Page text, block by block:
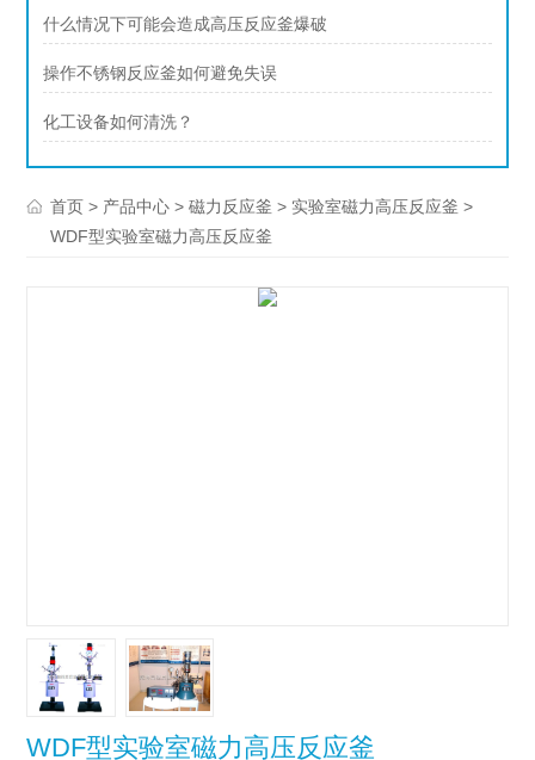
什么情况下可能会造成高压反应釜爆破
操作不锈钢反应釜如何避免失误
化工设备如何清洗？
首页 > 产品中心 >磁力反应釜 > 实验室磁力高压反应釜 >
WDF型实验室磁力高压反应釜
WDF型实验室磁力高压反应釜